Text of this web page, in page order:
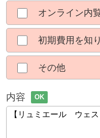
オンライン内
初期費用を知
その他
内容 OK